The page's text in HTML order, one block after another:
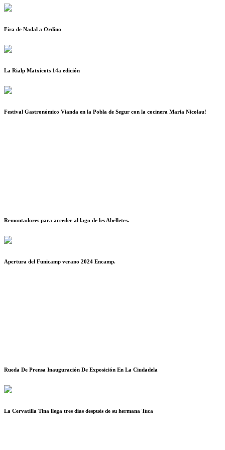
Fira de Nadal a Ordino
La Rialp Matxicots 14a edición
Festival Gastronómico Vianda en la Pobla de Segur con la cocinera Maria Nicolau!
Remontadores para acceder al lago de les Abelletes.
Apertura del Funicamp verano 2024 Encamp.
Rueda De Prensa Inauguración De Exposición En La Ciudadela
La Cervatilla Tina llega tres días después de su hermana Tuca